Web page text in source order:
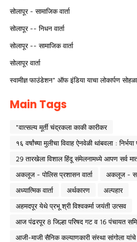
सोलापूर - सामाजिक वार्ता
सोलापूर -- निधन वार्ता
सोलापूर -- सामाजिक वार्ता
सोलापूर वार्ता
स्वामीज्ञ फाउंडेशन* ऑफ इंडिया याचा लोकार्पण
Main Tags
*वात्सल्य मूर्ती चंद्रकला काकी कारीकर
१६ वर्षांच्या मुलीचा विवाह ऐनवेळी थांबवला :
29 तारखेला विशाल हिंदू संमेलनामध्ये आपण सर्व
अकलूज - पोलिस प्रशासन वार्ता
अकलूज -
अध्यात्मिक वार्ता
अर्थकारण
अल्पहार
अहमदपूर येथे प्रभू श्री विश्वकर्मा जयंती उत्सव
आज पंढरपूर 8 जिल्हा परिषद गट व 16 पंचायत
आजी-माजी सैनिक कल्याणकारी संस्था सांगोला यांचे